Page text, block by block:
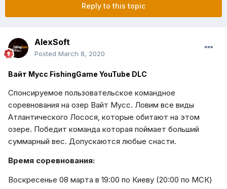
Reply to this topic
AlexSoft
Posted March 8, 2020
Вайт Мусс FishingGame YouTube DLC
Спонсируемое пользовательское командное
соревнования на озер Вайт Мусс. Ловим все виды
Атлантического Лосося, которые обитают на этом
озере. Победит команда которая поймает больший
суммарный вес. Допускаются любые снасти.
Время соревнования:
Воскресенье 08 марта в 19:00 по Киеву (20:00 по МСК)